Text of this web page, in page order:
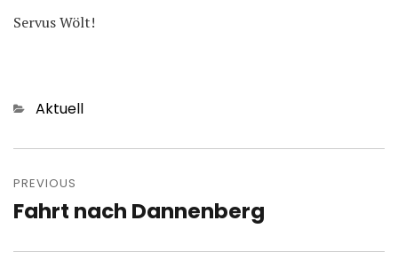
Servus Wölt!
Categories
Aktuell
navigation
PREVIOUS
Previous
Fahrt nach Dannenberg